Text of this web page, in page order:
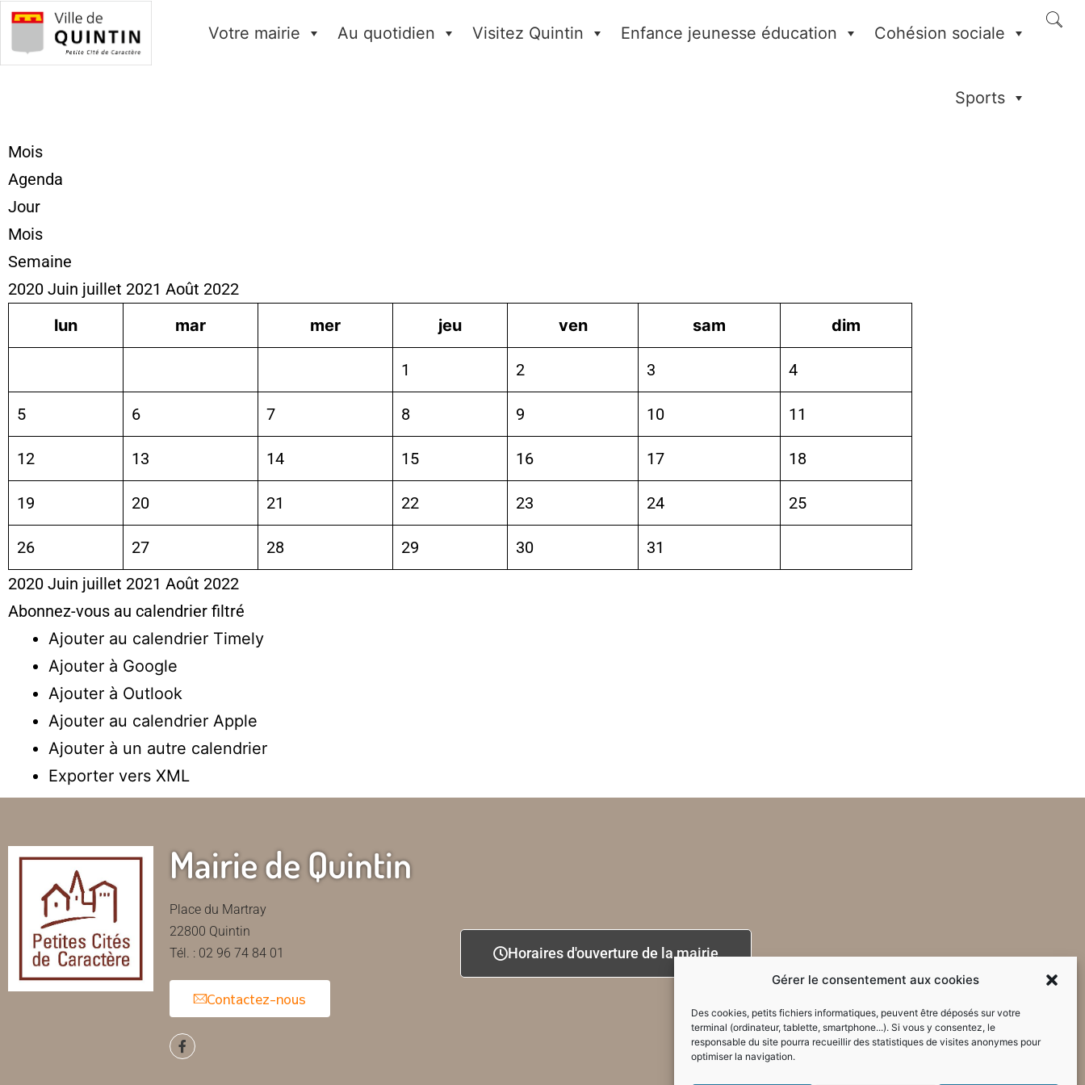
Gérer le consentement aux cookies
Des cookies, petits fichiers informatiques, peuvent être déposés sur votre
terminal (ordinateur, tablette, smartphone...). Si vous y consentez, le
responsable du site pourra recueillir des statistiques de visites anonymes pour
optimiser la navigation.
Votre mairie Au quotidien Visitez Quintin Enfance jeunesse éducation Cohésion sociale
Sports
Mois
Agenda
Jour
Mois
Semaine
2020 Juin juillet 2021 Août 2022
lun
mar mer jeu ven sam dim
1 2 3 4
5 6 7 8 9 10 11
12 13 14 15 16 17 18
19 20 21 22 23 24 25
26 27 28 29 30
31
2020 Juin juillet 2021 Août 2022
Abonnez-vous au calendrier filtré
Ajouter au calendrier Timely
Ajouter à Google
Ajouter à Outlook
Ajouter au calendrier Apple
Ajouter à un autre calendrier
Exporter vers XML
Mairie de Quintin
Place du Martray
22800 Quintin
Tél. : 02 96 74 84 01
Contactez-nous
Horaires d'ouverture de la mairie